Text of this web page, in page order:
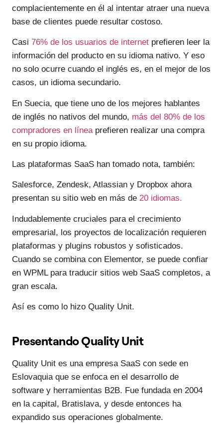
complacientemente en él al intentar atraer una nueva
base de clientes puede resultar costoso.
Casi 76% de los usuarios de internet prefieren leer la
información del producto en su idioma nativo. Y eso
no solo ocurre cuando el inglés es, en el mejor de los
casos, un idioma secundario.
En Suecia, que tiene uno de los mejores hablantes
de inglés no nativos del mundo, más del 80% de los
compradores en línea prefieren realizar una compra
en su propio idioma.
Las plataformas SaaS han tomado nota, también:
Salesforce, Zendesk, Atlassian y Dropbox ahora
presentan su sitio web en más de 20 idiomas.
Indudablemente cruciales para el crecimiento
empresarial, los proyectos de localización requieren
plataformas y plugins robustos y sofisticados.
Cuando se combina con Elementor, se puede confiar
en WPML para traducir sitios web SaaS completos, a
gran escala.
Así es como lo hizo Quality Unit.
Presentando Quality Unit
Quality Unit es una empresa SaaS con sede en
Eslovaquia que se enfoca en el desarrollo de
software y herramientas B2B. Fue fundada en 2004
en la capital, Bratislava, y desde entonces ha
expandido sus operaciones globalmente.